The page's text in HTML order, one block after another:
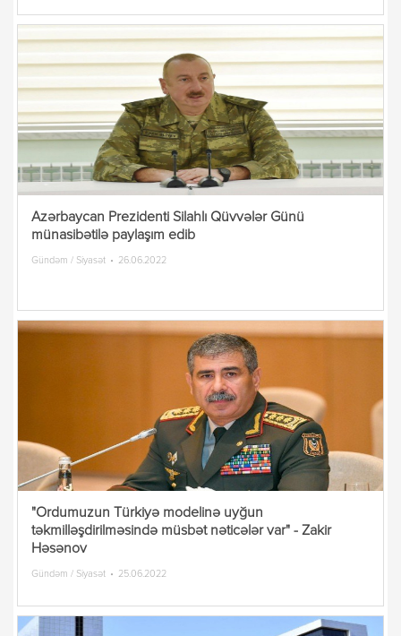
Azərbaycan Prezidenti Silahlı Qüvvələr Günü
münasibətilə paylaşım edib
Gündəm / Siyasət 26.06.2022
"Ordumuzun Türkiyə modelinə uyğun
təkmilləşdirilməsində müsbət nəticələr var" - Zakir
Həsənov
Gündəm / Siyasət 25.06.2022